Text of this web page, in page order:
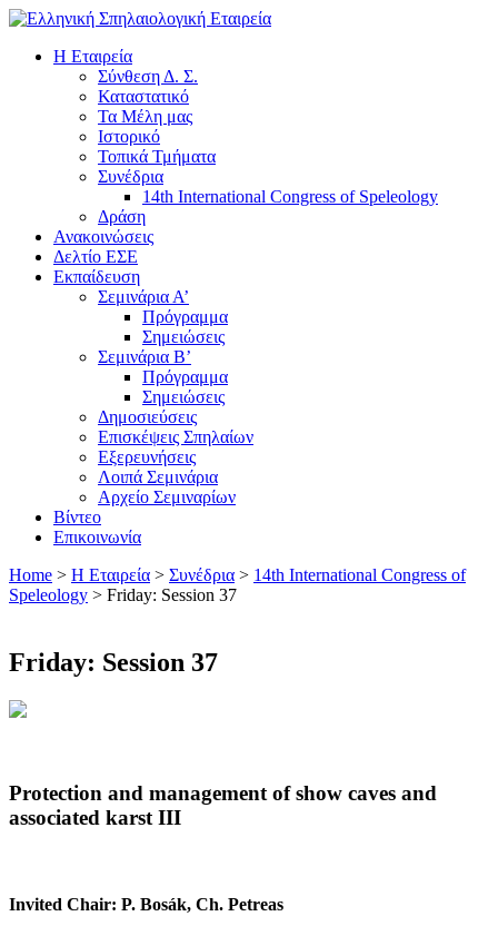
H Εταιρεία
Σύνθεση Δ. Σ.
Καταστατικό
Τα Μέλη μας
Ιστορικό
Τοπικά Τμήματα
Συνέδρια
14th International Congress of Speleology
Δράση
Ανακοινώσεις
Δελτίο ΕΣΕ
Εκπαίδευση
Σεμινάρια Α’
Πρόγραμμα
Σημειώσεις
Σεμινάρια Β’
Πρόγραμμα
Σημειώσεις
Δημοσιεύσεις
Επισκέψεις Σπηλαίων
Εξερευνήσεις
Λοιπά Σεμινάρια
Αρχείο Σεμιναρίων
Βίντεο
Επικοινωνία
Home > H Εταιρεία > Συνέδρια > 14th International Congress of
Speleology > Friday: Session 37
Friday: Session 37
Protection and management of show caves and
associated karst III
Invited Chair: P. Bosák, Ch. Petreas